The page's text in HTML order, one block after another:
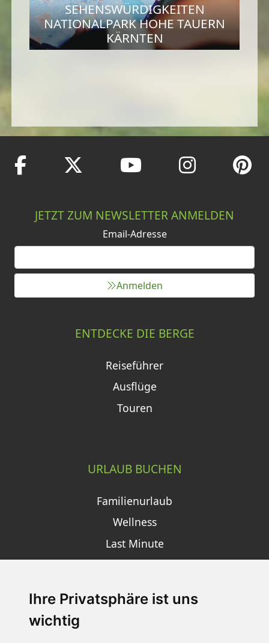
Ihre Privatsphäre ist uns
wichtig
SEHENSWÜRDIGKEITEN
NATIONALPARK HOHE TAUERN
KÄRNTEN
JETZT ZUM NEWSLETTER ANMELDEN
Email-Adresse
Anmelden
ENTDECKE DIE BERGE
Reiseführer
Ausflüge
Touren
URLAUB BUCHEN
Familienurlaub
Wellness
Last Minute
SCHNEEHÖHEN SKI APP
Die Schneehoehen Ski APP für iOS und Android - Ein